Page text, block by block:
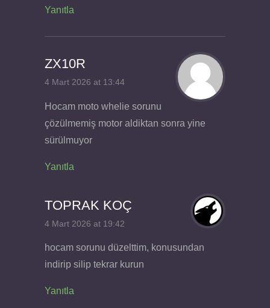
Yanıtla
ZX10R
4 Mart 2026 at 13:44
Hocam moto whelie sorunu
çözülmemiş motor aldiktan sonra yine
sürülmuyor
Yanıtla
TOPRAK KOÇ
4 Mart 2026 at 19:42
hocam sorunu düzelttim, konusundan
indirip silip tekrar kurun
Yanıtla